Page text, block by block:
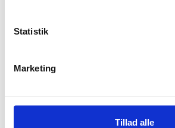
Statistik
Marketing
Tillad alle
Sundhedsvidenskabelige Fakultet